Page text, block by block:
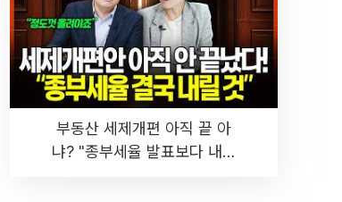
부동산 세제개편 아직 끝 아
냐? "종부세율 발표보다 내릴